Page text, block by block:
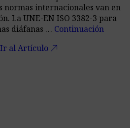
normas internacionales van en
La UNE-EN ISO 3382-3 para
diáfanas … Continuación
Ir al Artículocall_made